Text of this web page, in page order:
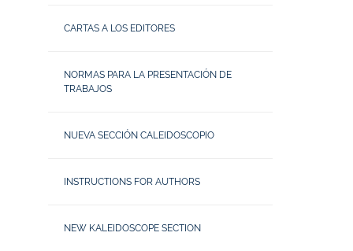
CARTAS A LOS EDITORES
NORMAS PARA LA PRESENTACIÓN DE
TRABAJOS
NUEVA SECCIÓN CALEIDOSCOPIO
INSTRUCTIONS FOR AUTHORS
NEW KALEIDOSCOPE SECTION